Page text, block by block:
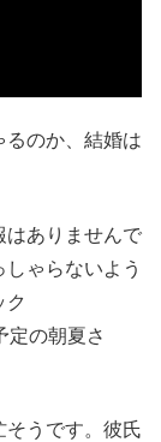
るのか、結婚は
はありませんで
ゃらないよう
ク
定の朝夏さ
そうです。彼氏